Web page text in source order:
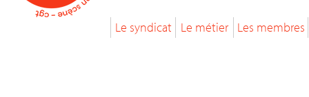
Le syndicat Le métier Les membres